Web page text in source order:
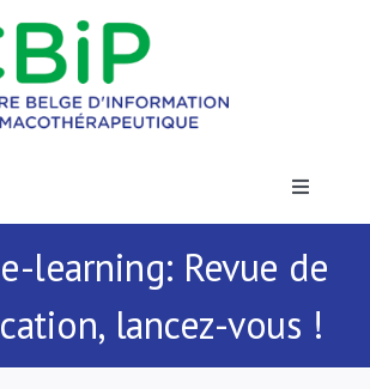
Toggle
learning: Revue de
lancez-vous !